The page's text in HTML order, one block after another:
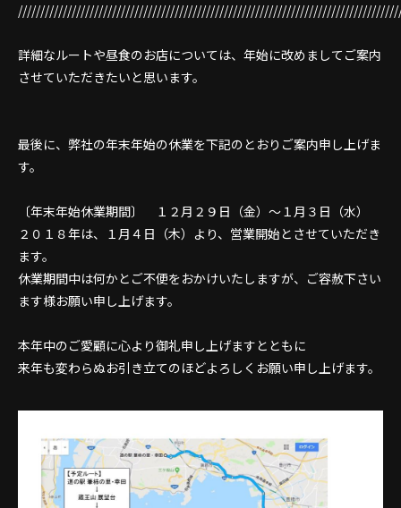
詳細なルートや昼食のお店については、年始に改めましてご案内
させていただきたいと思います。
最後に、弊社の年末年始の休業を下記のとおりご案内申し上げま
す。
〔年末年始休業期間〕 １２月２９日（金）～１月３日（水）
２０１８年は、１月４日（木）より、営業開始とさせていただき
ます。
休業期間中は何かとご不便をおかけいたしますが、ご容赦下さい
ます様お願い申し上げます。
本年中のご愛顧に心より御礼申し上げますとともに
来年も変わらぬお引き立てのほどよろしくお願い申し上げます。